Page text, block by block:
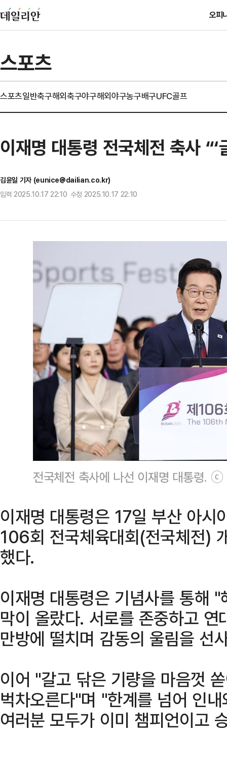
오피
스포츠
스포츠일반축구해외축구야구해외야구농구배구UFC골프
이재명 대통령 전국체전 축사
김윤일 기자 (eunice@dailian.co.kr)
입력 2025.10.17 22:10 수정 2025.10.17 22:10
전국체전 축사에 나선 이재명 대통령. ⓒ
이재명 대통령은 17일 부산 아시
106회 전국체육대회(전국체전)
했다.
이재명 대통령은 기념사를 통해
막이 올랐다. 서로를 존중하고
만방에 떨치며 감동의 울림을 선
이어 "갈고 닦은 기량을 마음껏
벅차오른다"며 "한계를 넘어 인
여러분 모두가 이미 챔피언이고